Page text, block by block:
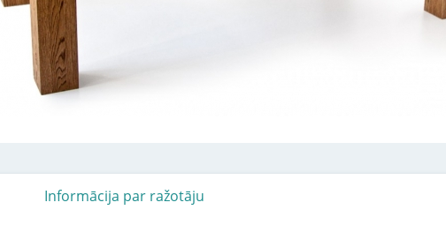
Informācija par ražotāju